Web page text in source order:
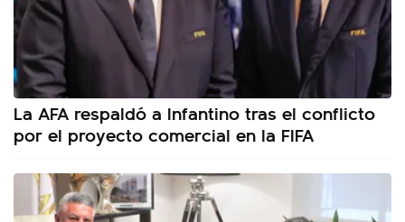
La AFA respaldó a Infantino tras el conflicto
por el proyecto comercial en la FIFA